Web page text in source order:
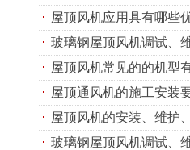
玻璃钢屋顶风机调试、
屋顶风机常见的的机型
屋顶通风机的施工安装
屋顶风机的安装、维护
玻璃钢屋顶风机调试、